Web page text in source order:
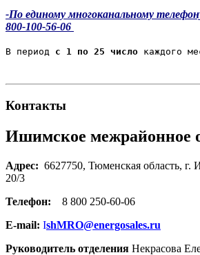
-По единому многоканальному
800-100-56-06
В период с 1 по 25 число каждого
Контакты
Ишимское межрайонное
Адрес: 6627750, Тюменская область,
20/3
Телефон:
8 800 250-60-06
E-mail: IshMRO@energosales.ru
Руководитель отделения Некрасова